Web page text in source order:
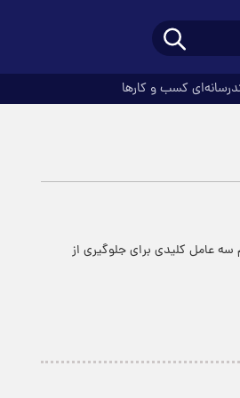
کسب و کارها
عامل کلیدی برای جلوگیری از